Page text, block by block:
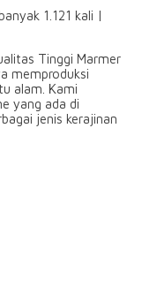
1.121 kali |
Tinggi Marmer
memproduksi
alam. Kami
yang ada di
jenis kerajinan